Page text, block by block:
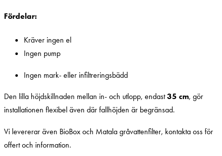
Fördelar:
Kräver ingen el
Ingen pump
Ingen mark- eller infiltreringsbädd
Den lilla höjdskillnaden mellan in- och utlopp, endast35 cm, gör
installationen flexibel även där fallhöjden är begränsad.
Vi levererar även BioBox och Matala gråvattenfilter, kontakta oss för
offert och information.